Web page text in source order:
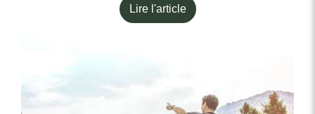
Lire l'article